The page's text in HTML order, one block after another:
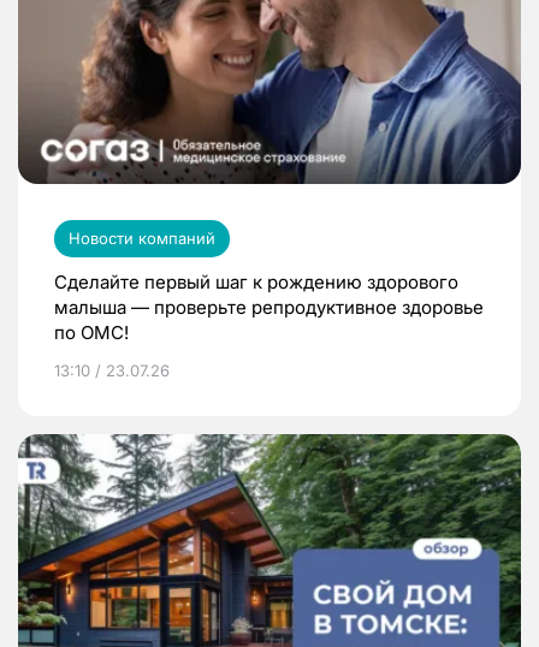
Новости компаний
Сделайте первый шаг к рождению здорового
малыша — проверьте репродуктивное здоровье
по ОМС!
13:10 / 23.07.26